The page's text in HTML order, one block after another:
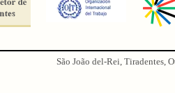
São João del-Rei, Tiradentes,